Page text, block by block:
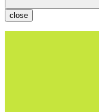
close